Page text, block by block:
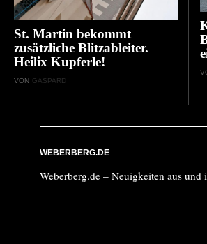
St. Martin bekommt
zusätzliche Blitzableiter.
Heilix Kupferle!
VON GASPARD
WEBERBERG.DE
Weberberg.de – Neuigkeiten aus und